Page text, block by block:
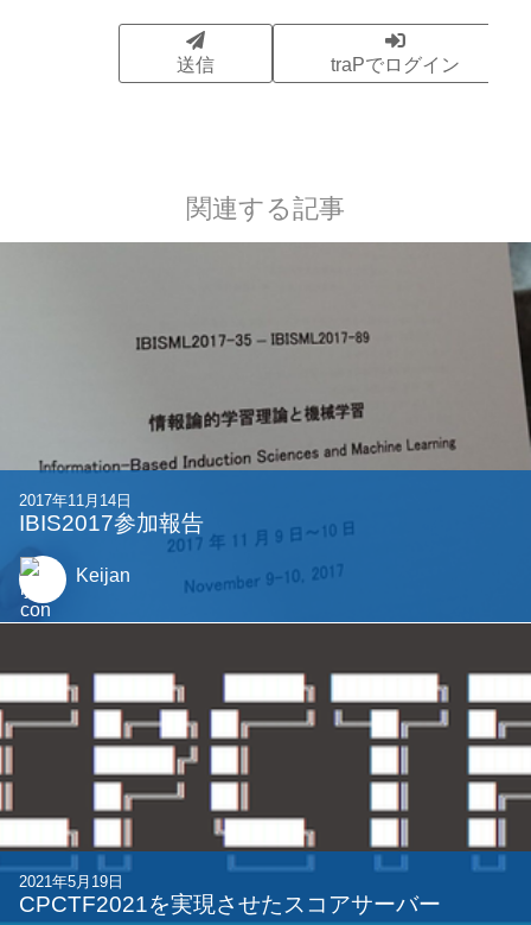
関連する記事
2017年11月14日
IBIS2017参加報告
Keijan
2021年5月19日
CPCTF2021を実現させたスコアサーバー